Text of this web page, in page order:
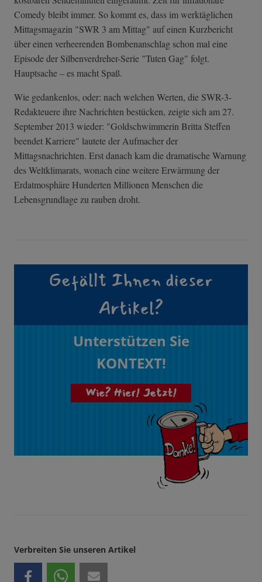
Comedy bleibt immer. So kommt es, dass im werktäglichen
Mittagsmagazin "SWR 3 am Mittag" auf einen Kurzbericht
über einen verheerenden Bombenanschlag schon mal eine
Episode der Silbenverdreher-Serie "Tuten Gag" folgt.
Hauptsache – es macht Spaß.
Wie gedankenlos, oder: nach welchen Werten, die SWR-3-
Redakteuere ihre Nachrichten bestücken, zeigte sich am 27.
September 2013 wieder: "Goldschwimmerin Britta Steffen
beendet Karriere" lautete der Aufmacher der
Mittagsnachrichten. Erst danach kam die dramatische Warnung
des Weltklimarats, wonach eine weitere Erwärmung der
Erdatmosphäre Hunderten Millionen Menschen die
Lebensgrundlage zu rauben droht.
Gefällt Ihnen dieser
Artikel?
Unterstützen Sie
KONTEXT!
Wie? Hier! Jetzt!
Verbreiten Sie unseren Artikel